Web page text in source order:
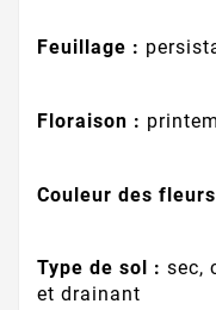
Feuillage :
Floraison :
Couleur des
Type de sol : sec,
et drainant